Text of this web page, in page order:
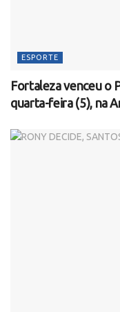
ESPORTE
Fortaleza venceu o
quarta-feira (5), na